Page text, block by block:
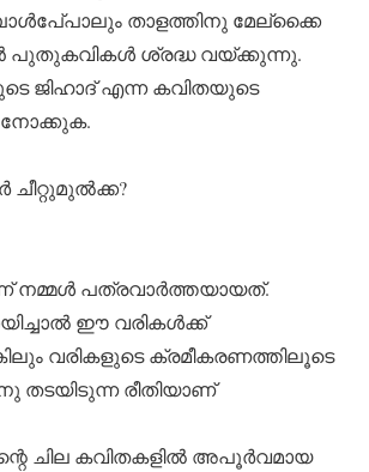
താളത്തിനു മേല്‌ക്കൈ
പുതുകവികള്‍ ശ്രദ്ധ വയ്ക്കുന്നു.
ജിഹാദ് എന്ന കവിതയുടെ
നമ്മള്‍ പത്രവാര്‍ത്തയായത്.
ഈ വരികള്‍ക്ക്
വരികളുടെ ക്രമീകരണത്തിലൂടെ
തടയിടുന്ന രീതിയാണ്
ചില കവിതകളില്‍ അപൂര്‍വമായ